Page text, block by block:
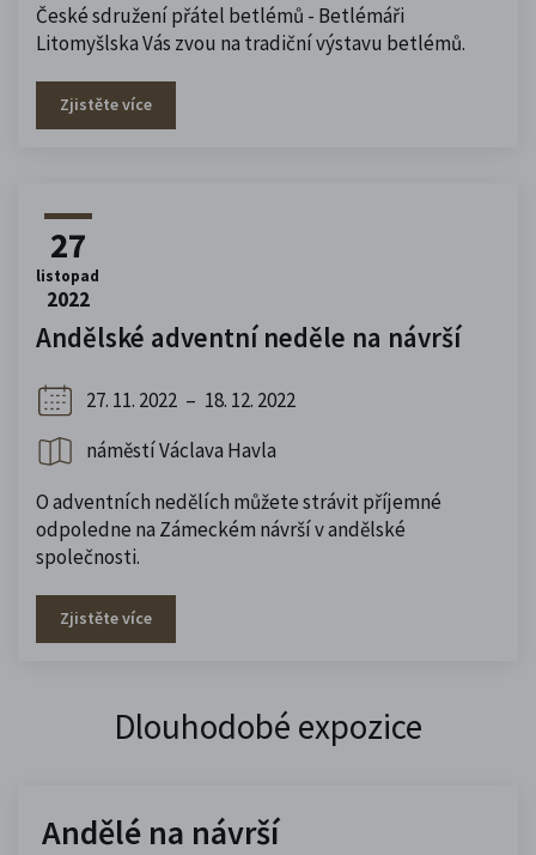
České sdružení přátel betlémů - Betlémáři
Litomyšlska Vás zvou na tradiční výstavu betlémů.
Zjistěte více
27
listopad
2022
Andělské adventní neděle na návrší
27. 11. 2022 – 18. 12. 2022
náměstí Václava Havla
O adventních nedělích můžete strávit příjemné
odpoledne na Zámeckém návrší v andělské
společnosti.
Zjistěte více
Dlouhodobé expozice
Andělé na návrší